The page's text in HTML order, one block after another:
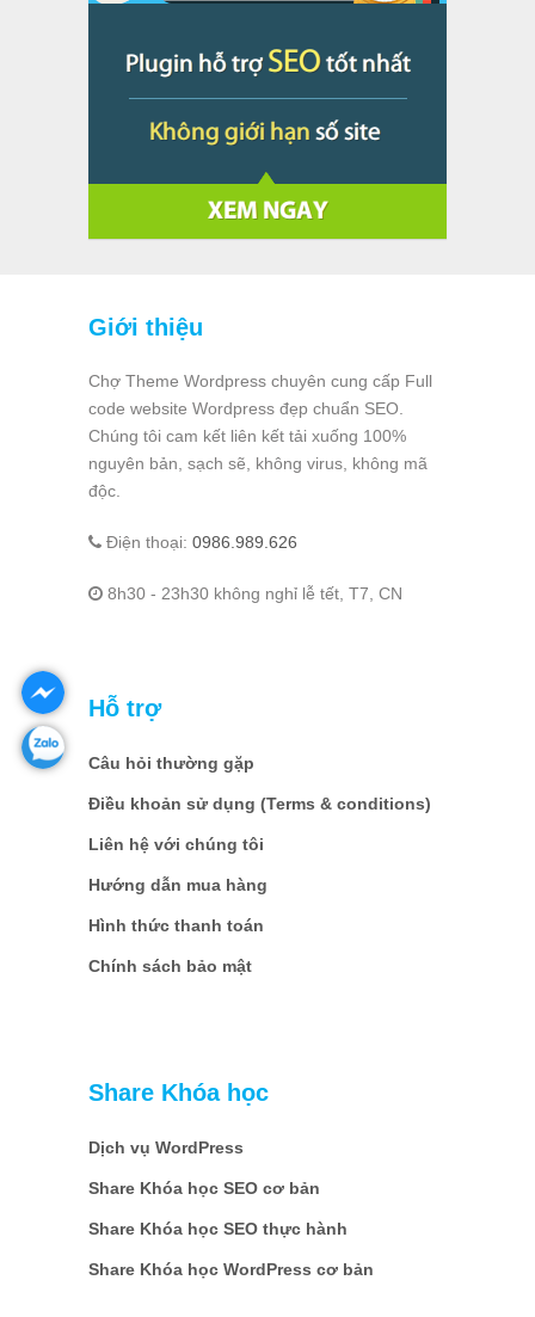
Giới thiệu
Chợ Theme Wordpress chuyên cung cấp Full
code website Wordpress đẹp chuẩn SEO.
Chúng tôi cam kết liên kết tải xuống 100%
nguyên bản, sạch sẽ, không virus, không mã
độc.
Điện thoại: 0986.989.626
8h30 - 23h30 không nghỉ lễ tết, T7, CN
Hỗ trợ
Câu hỏi thường gặp
Điều khoản sử dụng (Terms & conditions)
Liên hệ với chúng tôi
Hướng dẫn mua hàng
Hình thức thanh toán
Chính sách bảo mật
Share Khóa học
Dịch vụ WordPress
Share Khóa học SEO cơ bản
Share Khóa học SEO thực hành
Share Khóa học WordPress cơ bản